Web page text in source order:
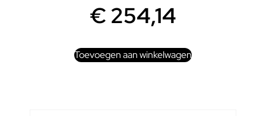
€254,14
Toevoegen aan winkelwagen